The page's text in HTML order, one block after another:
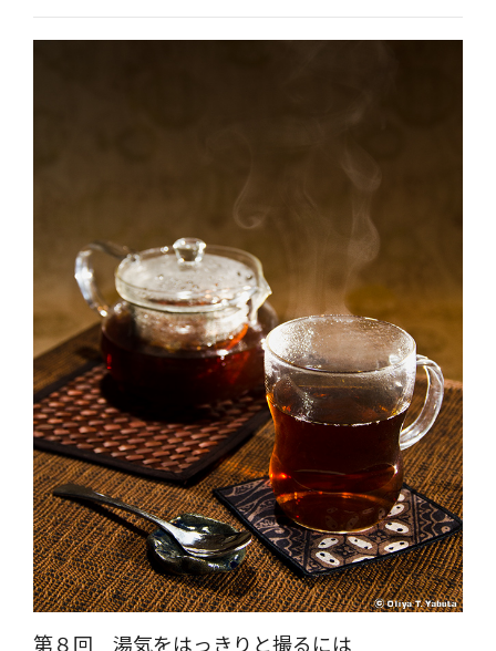
第８回 湯気をはっきりと撮るには